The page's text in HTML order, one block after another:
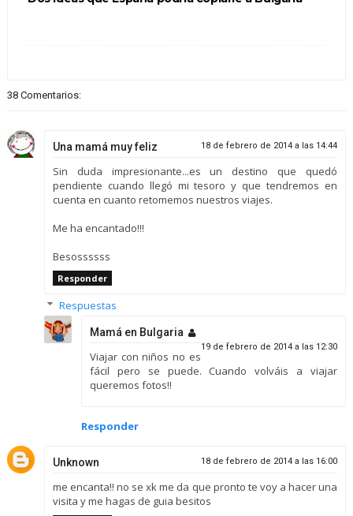
38 Comentarios:
Una mamá muy feliz 18 de febrero de 2014 a las 14:44
Sin duda impresionante...es un destino que quedó
pendiente cuando llegó mi tesoro y que tendremos en
cuenta en cuanto retomemos nuestros viajes.
Me ha encantado!!!
Besossssss
Responder
Respuestas
Mamá en Bulgaria
19 de febrero de 2014 a las 12:30
Viajar con niños no es
fácil pero se puede. Cuando volváis a viajar
queremos fotos!!
Responder
Unknown 18 de febrero de 2014 a las 16:00
me encanta!! no se xk me da que pronto te voy a hacer una
visita y me hagas de guia besitos